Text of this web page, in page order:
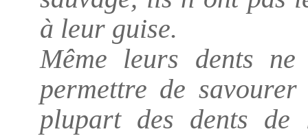
à leur guise.
Même leurs dents
permettre de
plupart des dents de